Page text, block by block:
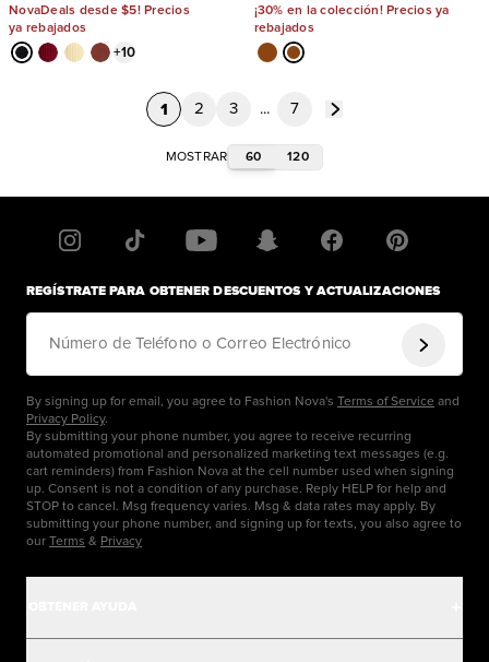
NovaDeals desde $5! Precios
ya rebajados
+10
¡30% en la colección! Precios ya
rebajados
1 2 3 ... 7
MOSTRAR 60 120
REGÍSTRATE PARA OBTENER DESCUENTOS Y ACTUALIZACIONES
Número de Teléfono o Correo Electrónico
By signing up for email, you agree to Fashion Nova's Terms of Service and
Privacy Policy.
By submitting your phone number, you agree to receive recurring
automated promotional and personalized marketing text messages (e.g.
cart reminders) from Fashion Nova at the cell number used when signing
up. Consent is not a condition of any purchase. Reply HELP for help and
STOP to cancel. Msg frequency varies. Msg & data rates may apply. By
submitting your phone number, and signing up for texts, you also agree to
our Terms & Privacy